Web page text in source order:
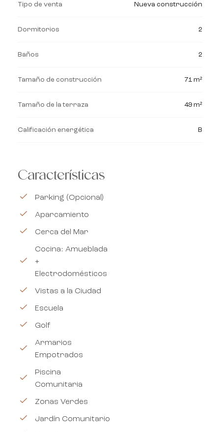
Tipo de venta Nueva construcción
Dormitorios 2
Baños 2
Tamaño de construcción 71 m²
Tamaño de la terraza 49 m²
Calificación energética B
Características
Parking (Opcional)
Aparcamiento
Cerca del Mar
Cocina: Amueblada
+
Electrodomésticos
Vistas a la Ciudad
Escuela
Golf
Armarios
Empotrados
Piscina
Comunitaria
Zonas Verdes
Jardín Comunitario